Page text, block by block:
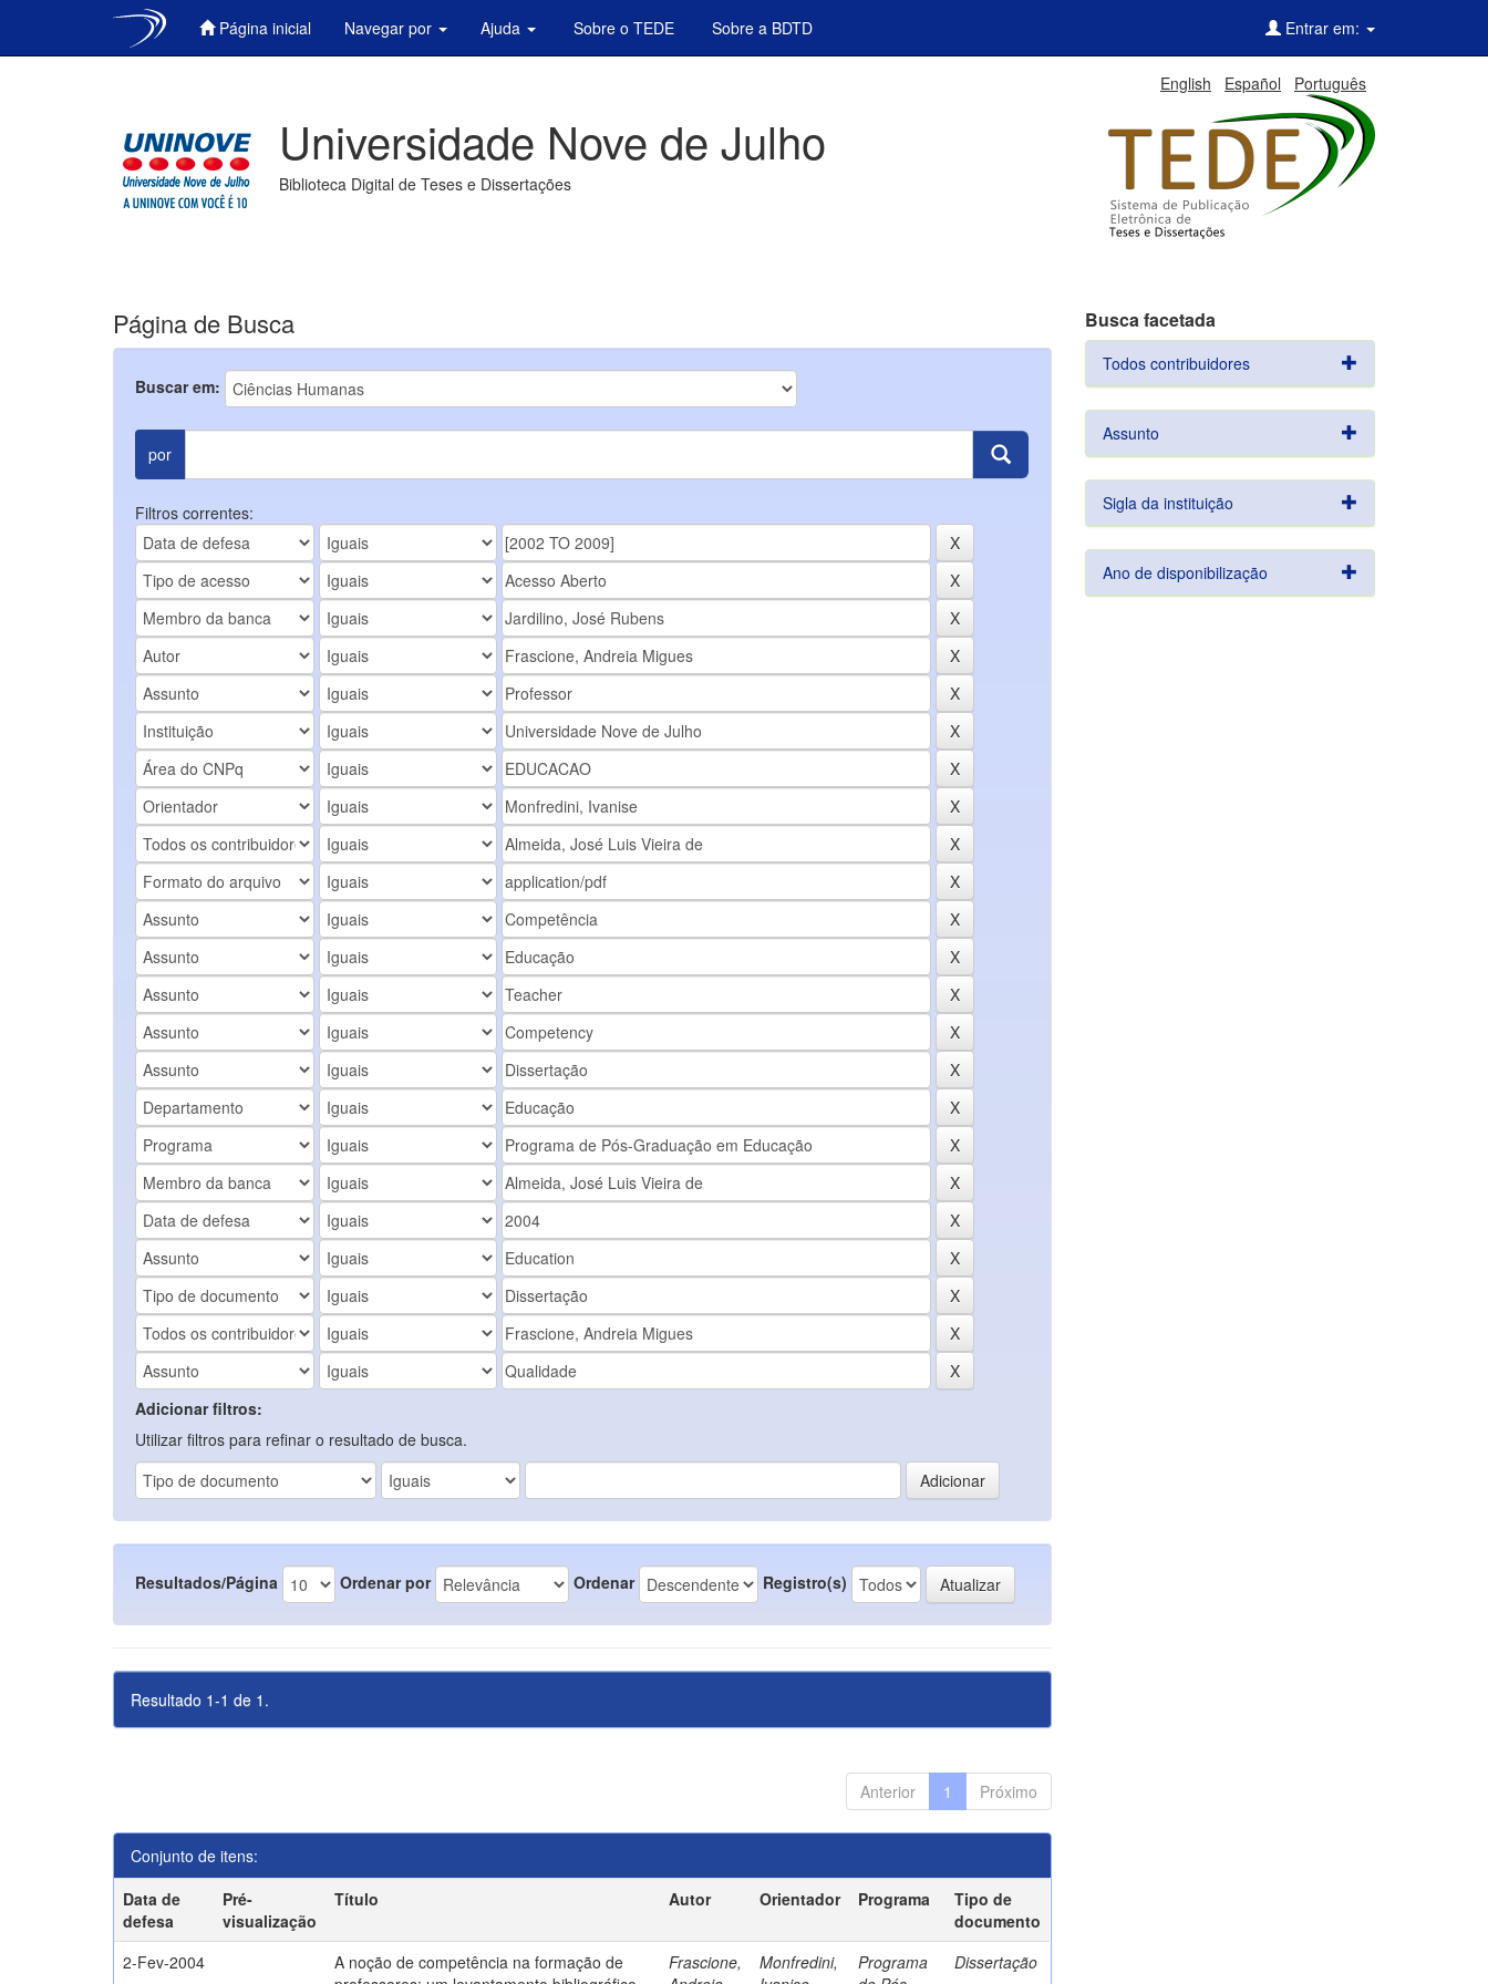
Página inicial Navegar por Ajuda Sobre o TEDE Sobre a BDTD Entrar em:
English Español Português
Universidade Nove de Julho
Biblioteca Digital de Teses e Dissertações
Página de Busca
Buscar em:
por
Filtros correntes:
Adicionar filtros:
Utilizar filtros para refinar o resultado de busca.
Resultados/Página Ordenar por Ordenar Registro(s)
Resultado 1-1 de 1.
Anterior 1 Próximo
Conjunto de itens:
Data de
defesa
Pré-
visualização
Título Autor Orientador Programa
Tipo de
documento
2-Fev-2004
A noção de competência na formação de
Frascione,
Monfredini,
Programa
Dissertação
Busca facetada
Todos contribuidores
Assunto
Sigla da instituição
Ano de disponibilização